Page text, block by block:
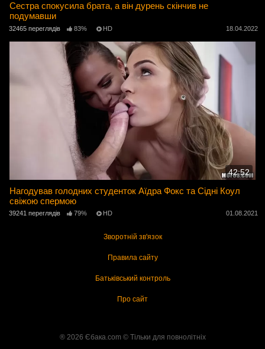
Сестра спокусила брата, а він дурень скінчив не
подумавши
32465 переглядів 83% HD 18.04.2022
42:52
Нагодував голодних студенток Аїдра Фокс та Сідні Коул
свіжою спермою
39241 переглядів 79% HD 01.08.2021
Зворотній зв'язок
Правила сайту
Батьківський контроль
Про сайт
® 2026 Єбака.com ©️ Тільки для повнолітніх